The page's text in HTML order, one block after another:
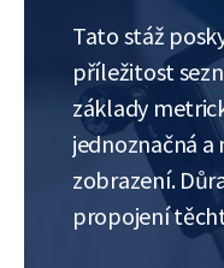
Tato stáž
příležitost
základy
jednoznačná
zobrazení.
propojení
konceptů s